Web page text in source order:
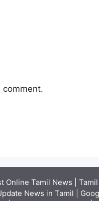
comment.
Tamil News |
News in Tamil |